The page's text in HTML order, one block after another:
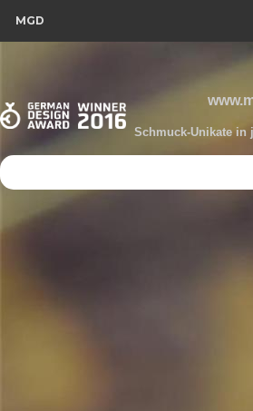
MGD
Schmuck-Unikate in